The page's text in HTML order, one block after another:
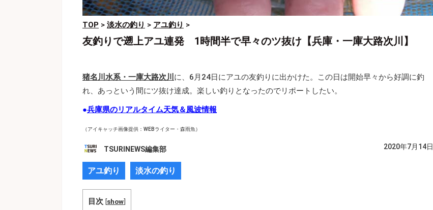
TOP > 淡水の釣り > アユ釣り >
友釣りで遡上アユ連発 1時間半で早々のツ抜け【兵庫・一庫大路次川】
猪名川水系・一庫大路次川 に、6月24日にアユの友釣りに出かけた。この日は開始早々から好調に釣
れ、あっという間にツ抜け達成。楽しい釣りとなったのでリポートしたい。
●兵庫県のリアルタイム天気＆風波情報
（アイキャッチ画像提供：WEBライター・森雨魚）
TSURINEWS編集部 2020年7月14日
アユ釣り 淡水の釣り
目次 [show]